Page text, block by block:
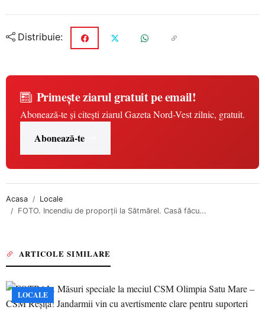
Distribuie:
Primește ziarul gratuit pe email!
Abonează-te și citești ziarul Gazeta Nord-Vest zilnic, gratuit.
Abonează-te
Acasa
Locale
FOTO. Incendiu de proporții la Sătmărel. Casă făcu...
ARTICOLE SIMILARE
LOCALE